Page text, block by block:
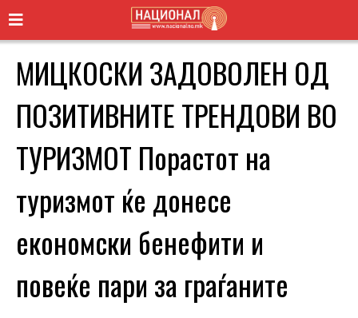
МИЦКОСКИ ЗАДОВОЛЕН ОД
ПОЗИТИВНИТЕ ТРЕНДОВИ ВО
ТУРИЗМОТ Порастот на
туризмот ќе донесе
економски бенефити и
повеќе пари за граѓаните